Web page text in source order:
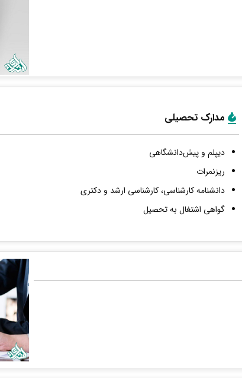
مدارک تحصیلی
دیپلم و پیش‌دانشگاهی
ریزنمرات
دانشنامه کارشناسی، کارشناسی ارشد و دکتری
گواهی اشتغال به تحصیل